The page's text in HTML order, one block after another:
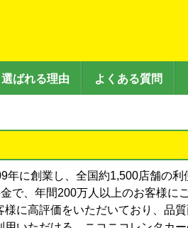
選ばれる理由 よくある質問
年に創業し、全国約1,500店舗の
で、年間200万人以上のお客様に
に高評価をいただいており、品質